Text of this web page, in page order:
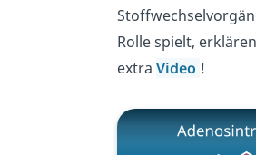
Rolle spielt,
extraVideo !